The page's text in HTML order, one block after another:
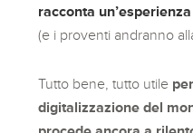
racconta
(e i proventi andranno
Tutto bene, tutto utile
digitalizzazione del